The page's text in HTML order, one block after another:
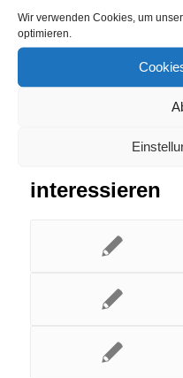
Wir verwenden Cookies, um
optimieren.
interessieren